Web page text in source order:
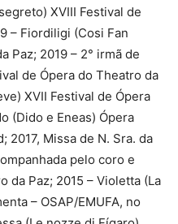
XVIII Festival de
– Fiordiligi (Cosi Fan
Paz; 2019 – 2° irmã de
de Ópera do Theatro da
XVII Festival de Ópera
(Dido e Eneas) Ópera
2017, Missa de N. Sra. da
pelo coro e
da Paz; 2015 – Violetta (La
– OSAP/EMUFA, no